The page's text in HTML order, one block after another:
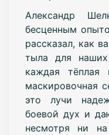
Александр
бесценным
рассказал, как
тыла для
каждая тёплая
маскировочная
это лучи
боевой дух и
несмотря ни